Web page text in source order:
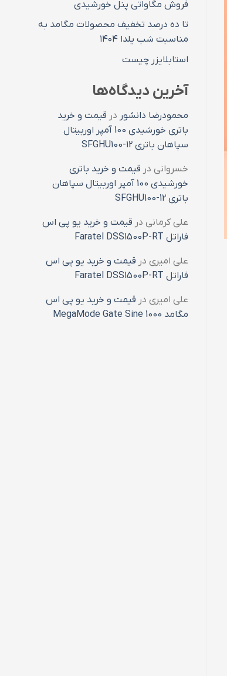
فروش مگاواتی پنل خورشیدی
تا ده درصد تخفیف محصولات مگامد به
مناسبت شب یلدا ۱۴۰۴
استابلایزر چیست
آخرین دیدگاه‌ها
محمودرضا دانشور در قیمت و خرید
باتری خورشیدی 100 آمپر اوربیتال
سپاهان باتری SFGHU100-12
خسروانی در قیمت و خرید باتری
خورشیدی 100 آمپر اوربیتال سپاهان
باتری SFGHU100-12
علی کرمانی در قیمت و خرید یو پی اس
فاراتل Faratel DSS1500P-RT
علی امیری در قیمت و خرید یو پی اس
فاراتل Faratel DSS1500P-RT
علی امیری در قیمت و خرید یو پی اس
مگامد MegaMode Gate Sine 1000